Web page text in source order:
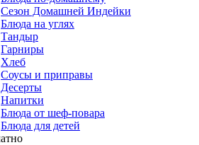
Сезон Домашней Индейки
Блюда на углях
Тандыр
Гарниры
Хлеб
Соусы и приправы
Десерты
Напитки
Блюда от шеф-повара
Блюда для детей